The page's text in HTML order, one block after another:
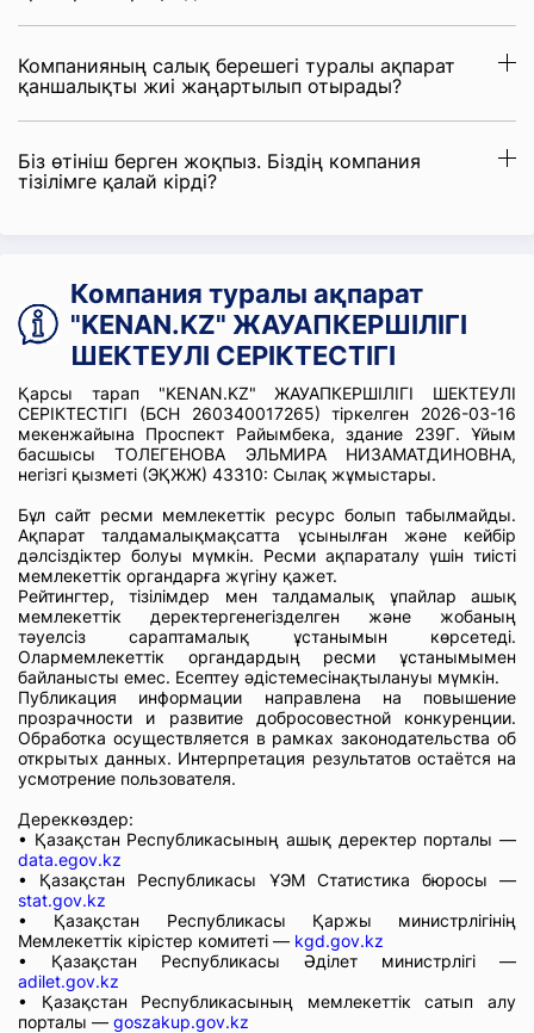
Компанияның салық берешегі туралы ақпарат
қаншалықты жиі жаңартылып отырады?
Біз өтініш берген жоқпыз. Біздің компания
тізілімге қалай кірді?
Компания туралы ақпарат
"KENAN.KZ" ЖАУАПКЕРШІЛІГІ
ШЕКТЕУЛІ СЕРІКТЕСТІГІ
Қарсы тарап "KENAN.KZ" ЖАУАПКЕРШІЛІГІ ШЕКТЕУЛІ
СЕРІКТЕСТІГІ (БСН 260340017265) тіркелген 2026-03-16
мекенжайына Проспект Райымбека, здание 239Г. Ұйым
басшысы ТОЛЕГЕНОВА ЭЛЬМИРА НИЗАМАТДИНОВНА,
негізгі қызметі (ЭҚЖЖ) 43310: Сылақ жұмыстары.
Бұл сайт ресми мемлекеттік ресурс болып табылмайды.
Ақпарат талдамалықмақсатта ұсынылған және кейбір
дәлсіздіктер болуы мүмкін. Ресми ақпараталу үшін тиісті
мемлекеттік органдарға жүгіну қажет.
Рейтингтер, тізілімдер мен талдамалық ұпайлар ашық
мемлекеттік деректергенегізделген және жобаның
тәуелсіз сараптамалық ұстанымын көрсетеді.
Олармемлекеттік органдардың ресми ұстанымымен
байланысты емес. Есептеу әдістемесінақтылануы мүмкін.
Публикация информации направлена на повышение
прозрачности и развитие добросовестной конкуренции.
Обработка осуществляется в рамках законодательства об
открытых данных. Интерпретация результатов остаётся на
усмотрение пользователя.
Дереккөздер:
• Қазақстан Республикасының ашық деректер порталы —
data.egov.kz
• Қазақстан Республикасы ҰЭМ Статистика бюросы —
stat.gov.kz
• Қазақстан Республикасы Қаржы министрлігінің
Мемлекеттік кірістер комитеті — kgd.gov.kz
• Қазақстан Республикасы Әділет министрлігі —
adilet.gov.kz
• Қазақстан Республикасының мемлекеттік сатып алу
порталы — goszakup.gov.kz